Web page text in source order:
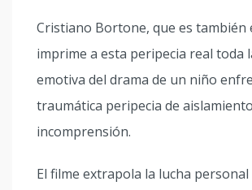
Cristiano Bortone, que es también
imprime a esta peripecia real toda
emotiva del drama de un niño
traumática peripecia de
incomprensión.
El filme extrapola la lucha personal